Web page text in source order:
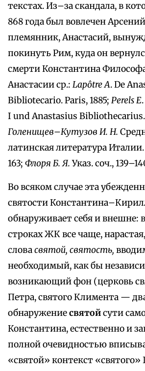
текстах. Из–за скандала, в
868 года был вовлечен
племянник, Анастасий,
покинуть Рим, куда он
смерти Константина
Анастасии ср.: Lapôtre А. De
Bibliotecario. Paris, 1885; Perels E
I und Anastasius
Голенищев–Кутузов И. Н.
латинская литература
163; Флоря Б. Я.Указ. соч.,
Во всяком случае эта
святости
обнаруживает себя и внешне:
строках ЖК все чаще,
словасвятой, святость,
необходимый, как бы
возникающий фон (церковь
Петра, святого Климента —
обнаружениесвятойсути
Константина, естественно и
полной очевидностью
«святой» контекст «святого»